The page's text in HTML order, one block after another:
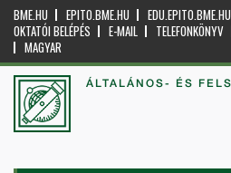
BME.HU EPITO.BME.HU EDU.EPITO.BME.HU
OKTATÓI BELÉPÉS
E-MAIL TELEFONKÖNYV
MAGYAR
ÁLTALÁNOS- ÉS